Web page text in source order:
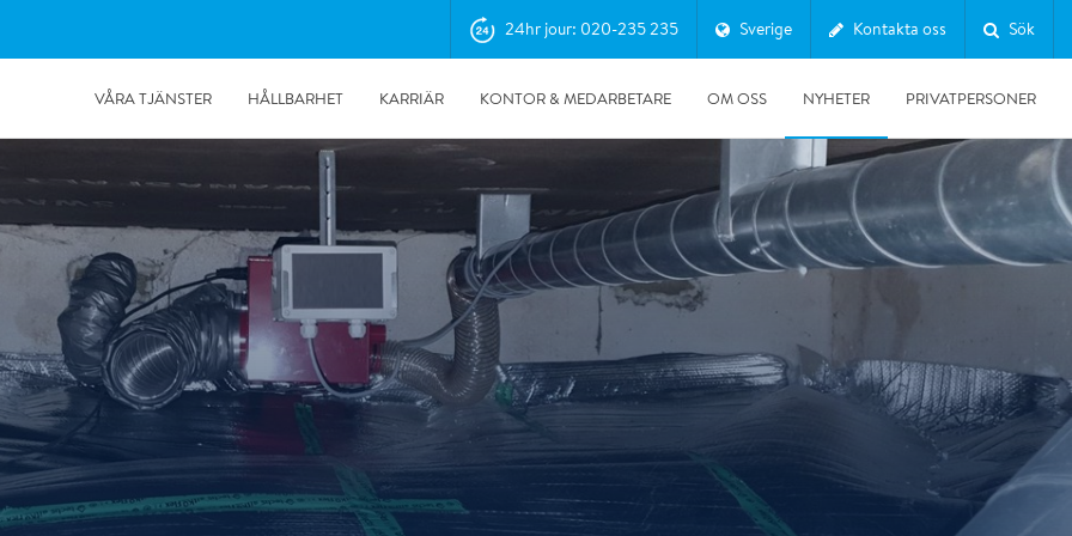
24hr jour: 020-235 235 Sverige Kontakta oss Sök
VÅRA TJÄNSTER HÅLLBARHET KARRIÄR KONTOR & MEDARBETARE OM OSS NYHETER
Nyhetsbrev juni 2026
Nyheter
Fukt
Konstruktion torkning
Vatten och stormskador
Inomhusmiljöproblem
PRIVATPERSONER